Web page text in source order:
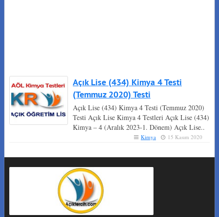
Açık Lise (434) Kimya 4 Testi
(Temmuz 2020) Testi
Açık Lise (434) Kimya 4 Testi (Temmuz 2020)
Testi Açık Lise Kimya 4 Testleri Açık Lise (434)
Kimya – 4 (Aralık 2023-1. Dönem) Açık Lise..
Kimya 15 Kasım 2020